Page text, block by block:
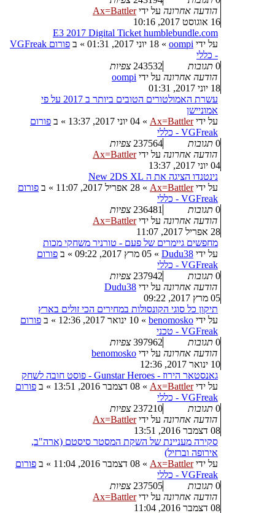
הודעה אחרונה על ידיAx=Battler
16 אוגוסט 2017, 10:16
E3 2017 Digital Ticket humblebundle.com
על ידי oompi
» 18 יוני 2017, 01:31 » ב
פורום VGFreak
- כללי
0 תגובות 243532 צפיות
הודעה אחרונה על ידי oompi
18 יוני 2017, 01:31
עשרת האמולטורים הטובים ביותר ב 2017 על פי
אמוניישן
על ידיAx=Battler
» 04 יוני 2017, 13:37 » ב פורום
VGFreak - כללי
0 תגובות 237564 צפיות
הודעה אחרונה על ידיAx=Battler
04 יוני 2017, 13:37
נינטנדו הציגה את ה New 2DS XL
על ידיAx=Battler
» 28 אפריל 2017, 11:07 » ב פורום
VGFreak - כללי
0 תגובות 236481 צפיות
הודעה אחרונה על ידיAx=Battler
28 אפריל 2017, 11:07
מחפשים גיימרים של פעם - טורניר משחקי מכות
על ידי Dudu38
» 05 מרץ 2017, 09:22 » ב פורום
VGFreak - כללי
0 תגובות 237942 צפיות
הודעה אחרונה על ידי Dudu38
05 מרץ 2017, 09:22
תיקון כל סוגי הקונסולות במחירים הכי זולים בארץ
על ידי benomosko
» 10 ינואר 2017, 12:36 » ב פורום
VGFreak - טכני
0 תגובות 397962 צפיות
הודעה אחרונה על ידי benomosko
10 ינואר 2017, 12:36
גאנסטאר הירוז - Gunstar Heroes - פוסט חובה לשחק
על ידיAx=Battler
» 08 דצמבר 2016, 13:51 » ב פורום
VGFreak - כללי
0 תגובות 237210 צפיות
הודעה אחרונה על ידיAx=Battler
08 דצמבר 2016, 13:51
סקירה מעניינת של השקת המסטר סיסטם (ארה"ב,
אירופה וברזיל)
על ידיAx=Battler
» 08 דצמבר 2016, 11:04 » ב פורום
VGFreak - כללי
0 תגובות 237505 צפיות
הודעה אחרונה על ידיAx=Battler
08 דצמבר 2016, 11:04